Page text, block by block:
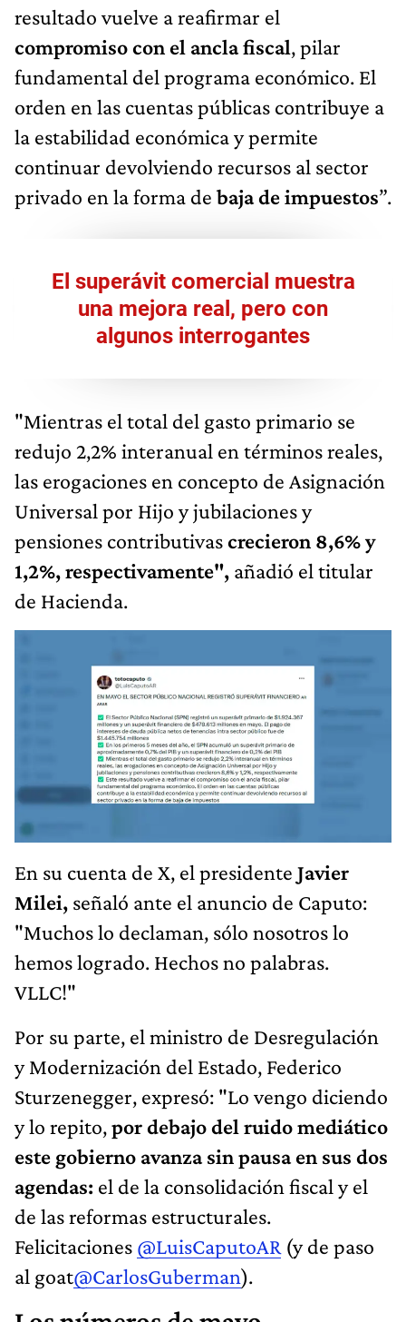
resultado vuelve a reafirmar el
compromiso con el ancla fiscal, pilar
fundamental del programa económico. El
orden en las cuentas públicas contribuye a
la estabilidad económica y permite
continuar devolviendo recursos al sector
privado en la forma de baja de impuestos”.
El superávit comercial muestra
una mejora real, pero con
algunos interrogantes
"Mientras el total del gasto primario se
redujo 2,2% interanual en términos reales,
las erogaciones en concepto de Asignación
Universal por Hijo y jubilaciones y
pensiones contributivascrecieron 8,6% y
1,2%, respectivamente", añadió el titular
de Hacienda.
En su cuenta de X, el presidente Javier
Milei, señaló ante el anuncio de Caputo:
"Muchos lo declaman, sólo nosotros lo
hemos logrado. Hechos no palabras.
VLLC!"
Por su parte, el ministro de Desregulación
y Modernización del Estado, Federico
Sturzenegger, expresó: "Lo vengo diciendo
y lo repito,por debajo del ruido mediático
este gobierno avanza sin pausa en sus dos
agendas: el de la consolidación fiscal y el
de las reformas estructurales.
Felicitaciones @LuisCaputoAR (y de paso
al goat@CarlosGuberman).